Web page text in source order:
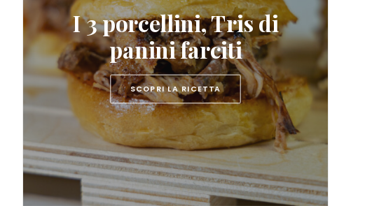
I 3 porcellini, Tris di
panini farciti
SCOPRI LA RICETTA